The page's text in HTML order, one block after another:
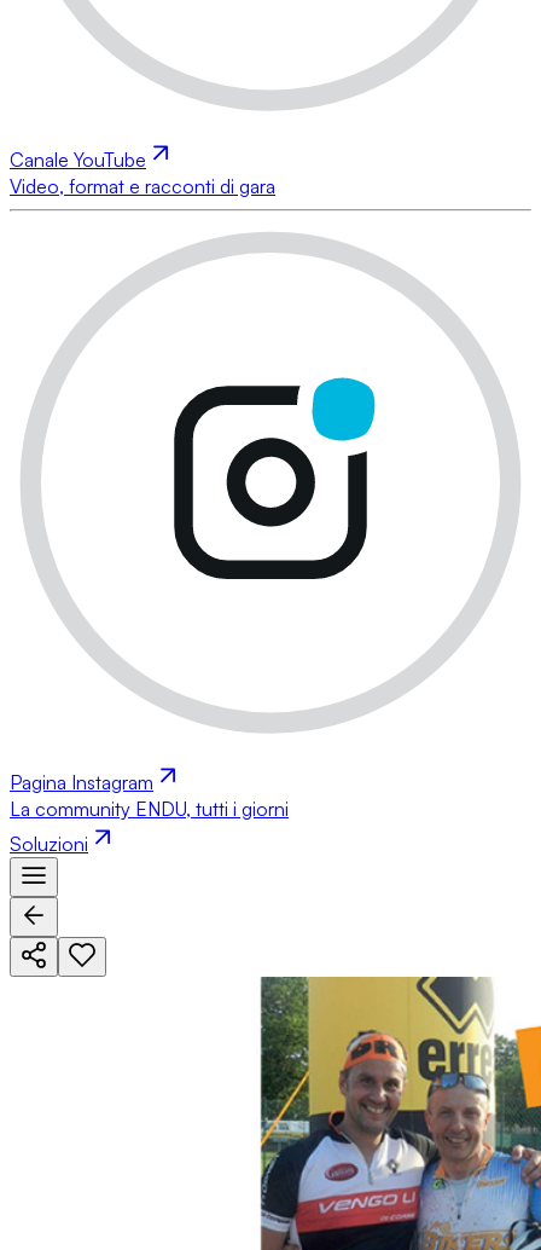
Canale YouTube
Video, format e racconti di gara
Pagina Instagram
La community ENDU, tutti i giorni
Soluzioni